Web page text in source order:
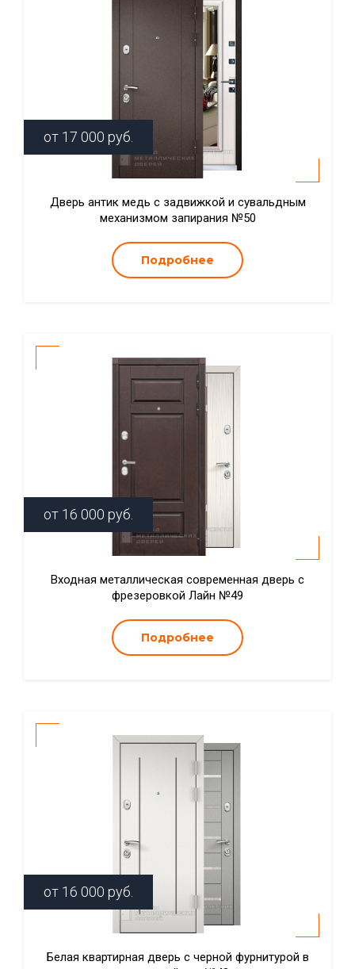
от 17 000 руб.
Дверь антик медь с задвижкой и сувальдным
механизмом запирания №50
Подробнее
от 16 000 руб.
Входная металлическая современная дверь с
фрезеровкой Лайн №49
Подробнее
от 16 000 руб.
Белая квартирная дверь с черной фурнитурой в